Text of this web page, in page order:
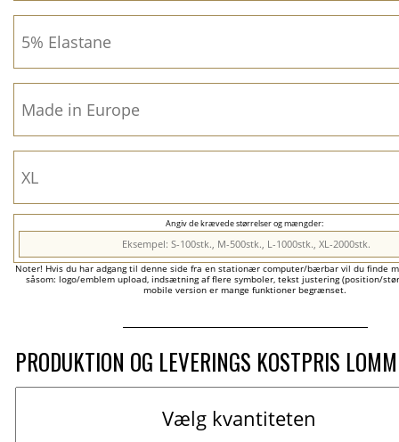
Angiv de krævede størrelser og mængder:
Noter! Hvis du har adgang til denne side fra en stationær computer/bærbar vil du finde
såsom: logo/emblem upload, indsætning af flere symboler, tekst justering (position/
mobile version er mange funktioner begrænset.
PRODUKTION OG LEVERINGS KOSTPRIS